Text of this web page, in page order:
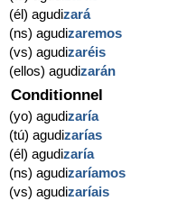
(él) agudizará
(ns) agudizaremos
(vs) agudizaréis
(ellos) agudizarán
Conditionnel
(yo) agudizaría
(tú) agudizarías
(él) agudizaría
(ns) agudizaríamos
(vs) agudizaríais